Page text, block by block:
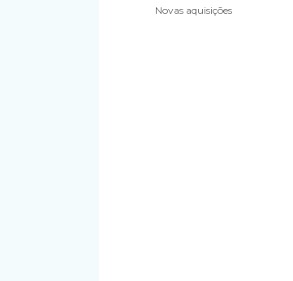
Novas aquisições